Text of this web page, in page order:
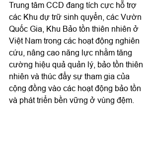
Trung tâm CCD đang tích cực hỗ trợ
các Khu dự trữ sinh quyển, các Vườn
Quốc Gia, Khu Bảo tồn thiên nhiên ở
Việt Nam trong các hoạt động nghiên
cứu, nâng cao năng lực nhằm tăng
cường hiệu quả quản lý, bảo tồn thiên
nhiên và thúc đẩy sự tham gia của
cộng đồng vào các hoạt động bảo tồn
và phát triển bền vững ở vùng đệm.